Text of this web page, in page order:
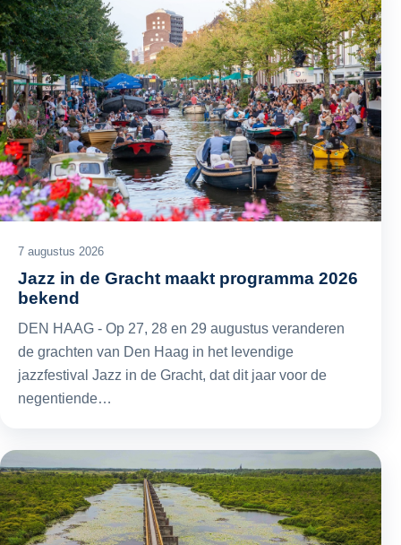
7 augustus 2026
Jazz in de Gracht maakt programma 2026
bekend
DEN HAAG - Op 27, 28 en 29 augustus veranderen
de grachten van Den Haag in het levendige
jazzfestival Jazz in de Gracht, dat dit jaar voor de
negentiende…